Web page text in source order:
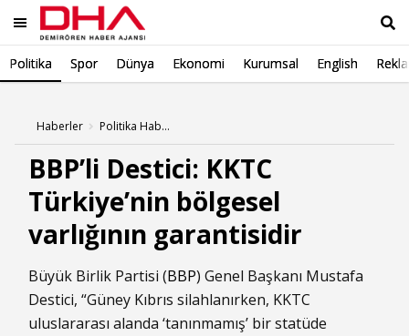
Politika Spor Dünya Ekonomi Kurumsal English
Haberler Politika Haberleri
BBP’li Destici: KKTC
Türkiye’nin bölgesel
varlığının garantisidir
Büyük Birlik Partisi (BBP) Genel Başkanı Mustafa
Destici, “Güney Kıbrıs silahlanırken, KKTC
uluslararası alanda ‘tanınmamış’ bir statüde